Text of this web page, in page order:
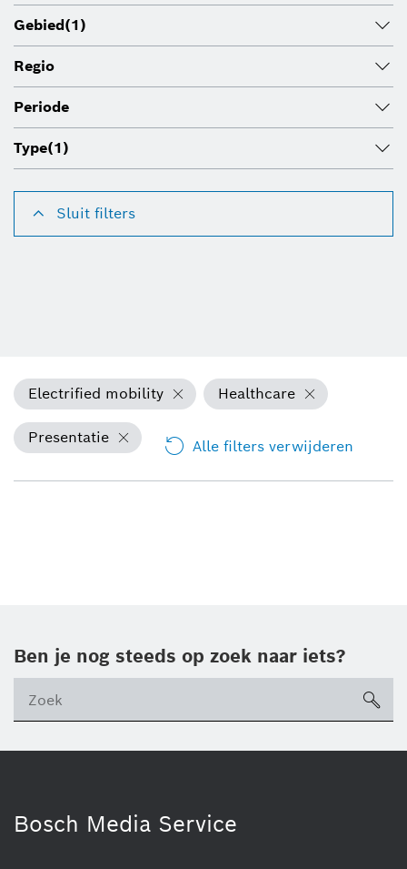
Gebied(1)
Regio
Periode
Type(1)
Sluit filters
Electrified mobility Healthcare
Presentatie Alle filters verwijderen
Ben je nog steeds op zoek naar iets?
Bosch Media Service